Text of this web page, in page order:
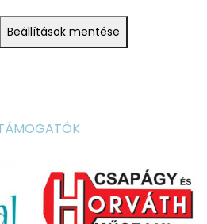
Beállítások mentése